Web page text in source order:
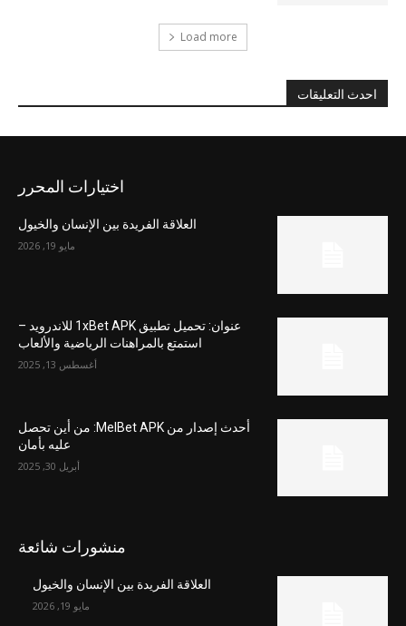
Load more
احدث التعليقات
اختيارات المحرر
العلاقة الفريدة بين الإنسان والخيول
مايو 19, 2026
عنوان: تحميل تطبيق 1xBet APK للاندرويد –
استمتع بالمراهنات الرياضية والألعاب
أغسطس 13, 2025
أحدث إصدار من MelBet APK: من أين تحصل
عليه بأمان
أبريل 30, 2025
منشورات شائعة
العلاقة الفريدة بين الإنسان والخيول
مايو 19, 2026